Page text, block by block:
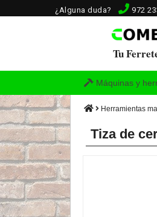
¿Alguna duda? 972
Tu
Máquinas y
Herramientas
Tiza de